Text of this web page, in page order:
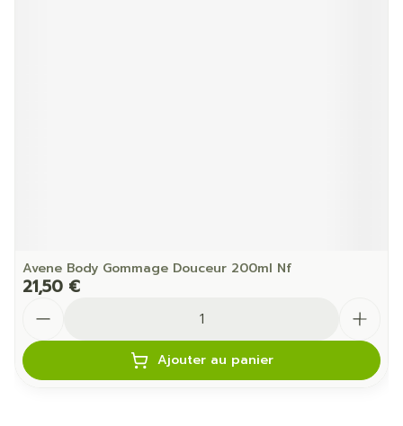
Avene Body Gommage Douceur 200ml Nf
21,50 €
Ajouter au panier